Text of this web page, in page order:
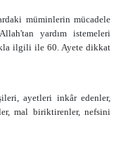
müminlerin mücadele
yardım istemeleri
ilgili ile 60. Ayete dikkat
ayetleri inkâr edenler,
mal biriktirenler, nefsini